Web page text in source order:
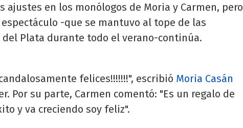
ajustes en los monólogos de Moria y Carmen, pero
-que se mantuvo al tope de las
del Plata durante todo el verano-continúa.
felices!!!!!!!", escribió Moria Casán
Por su parte, Carmen comentó: "Es un regalo de
y va creciendo soy feliz".